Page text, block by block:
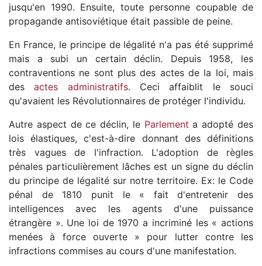
jusqu'en 1990. Ensuite, toute personne coupable de
propagande antisoviétique était passible de peine.
En France, le principe de légalité n'a pas été supprimé
mais a subi un certain déclin. Depuis 1958, les
contraventions ne sont plus des actes de la loi, mais
desactes administratifs. Ceci affaiblit le souci
qu'avaient les Révolutionnaires de protéger l'individu.
Autre aspect de ce déclin, le Parlement a adopté des
lois élastiques, c'est-à-dire donnant des définitions
très vagues de l'infraction. L'adoption de règles
pénales particulièrement lâches est un signe du déclin
du principe de légalité sur notre territoire. Ex: le Code
pénal de 1810 punit le « fait d'entretenir des
intelligences avec les agents d'une puissance
étrangère ». Une loi de 1970 a incriminé les « actions
menées à force ouverte » pour lutter contre les
infractions commises au cours d'une manifestation.